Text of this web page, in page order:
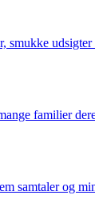
familier
og